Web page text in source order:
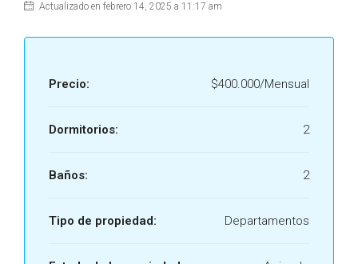
Actualizado en febrero 14, 2025 a 11:17 am
Precio: $400.000/Mensual
Dormitorios: 2
Baños: 2
Tipo de propiedad: Departamentos